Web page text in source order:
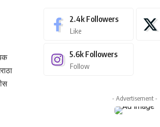
2.4k Followers
Like
5.6k Followers
Follow
- Advertisement -